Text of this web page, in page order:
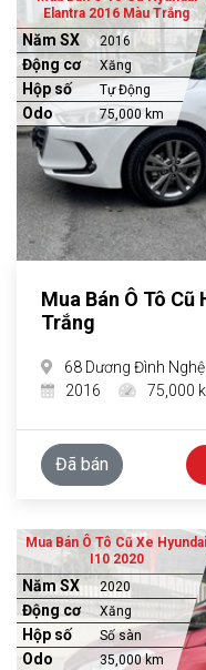
Elantra 2016 Màu Trắng
Năm SX 2016
Động cơ Xăng
Hộp số Tự Động
Odo 75,000 km
Mua Bán Ô Tô Cũ
Trắng
68 Dương Đình
2016
75,000
Đã bán
Mua Bán Ô Tô Cũ Xe Hyundai
I10 2020
Năm SX 2020
Động cơ Xăng
Hộp số Số sàn
Odo 35,000 km